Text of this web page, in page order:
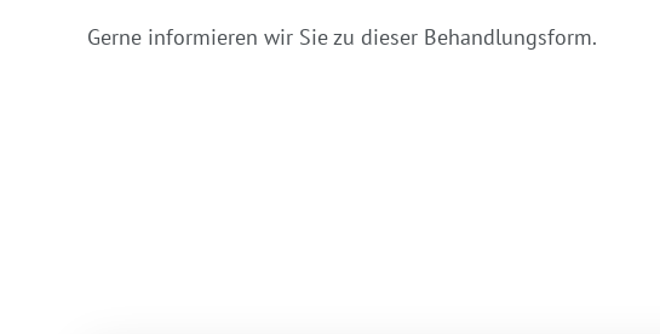
Gerne informieren wir Sie zu dieser Behandlungsform.